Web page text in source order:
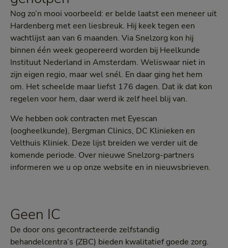
Nog zo’n mooi voorbeeld: er belde laatst een meneer uit
Hardenberg met een liesbreuk. Hij keek tegen een
wachtlijst aan van 6 maanden. Via Snelzorg kon hij
binnen één week geopereerd worden bij Heelkunde
Instituut Nederland in Amsterdam. Weliswaar niet in
zijn eigen regio, maar wel snél. En daar ging het hem
om. Het scheelde maar liefst 176 dagen. Dat ik dat kon
regelen voor hem, daar werd ik zelf heel blij van.
We hebben ook contracten met Eyescan
(oogheelkunde), Bergman Clinics, DC Klinieken en
Velthuis Kliniek. Deze lijst breiden we verder uit de
komende periode. Over nieuwe Snelzorg-partners
informeren we u op onze website en in nieuwsbrieven.
Geen IC
De door ons gecontracteerde zelfstandig
behandelcentra’s (ZBC) bieden kwalitatief goede zorg.